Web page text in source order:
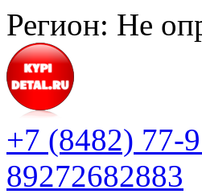
Регион: Не
+7 (8482) 77-
89272682883